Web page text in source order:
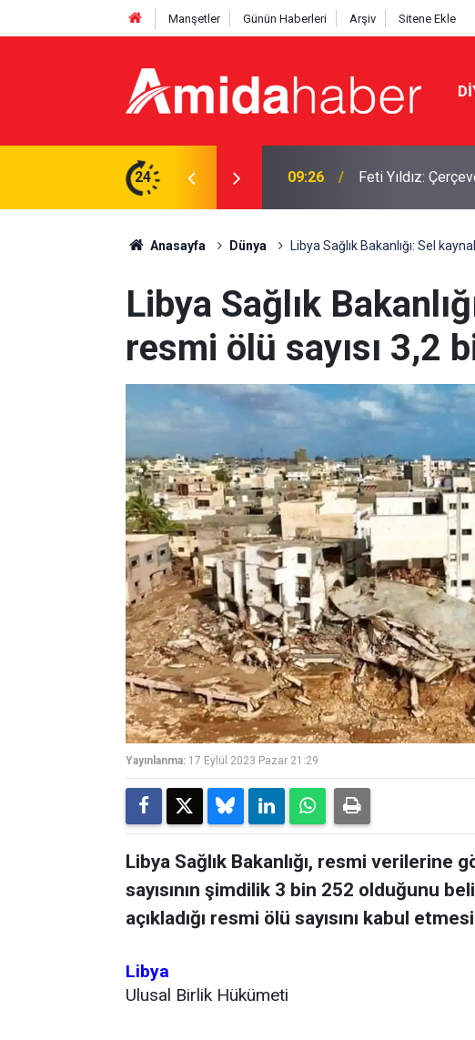
Manşetler Günün Haberleri Arşiv Sitene Ekle
24
oyla kabul edilecek 08:36 2027 emlak
Anasayfa Dünya Libya Sağlık Bakanlığı: Sel
Libya Sağlık
resmi ölü sayısı 3,2
Yayınlanma: 17 Eylül 2023 Pazar 21:29
Libya Sağlık Bakanlığı, resmi verilerine
sayısının şimdilik 3 bin 252 olduğunu
açıkladığı resmi ölü sayısını kabul
Libya
Ulusal Birlik Hükümeti